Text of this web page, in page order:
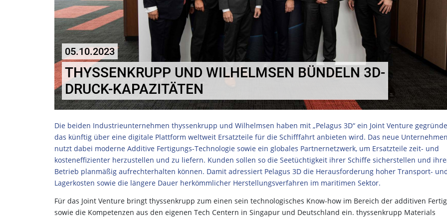
05.10.2023
THYSSENKRUPP UND WILHELMSEN BÜNDELN 3D-
DRUCK-KAPAZITÄTEN
Die beiden Industrieunternehmen thyssenkrupp und Wilhelmsen haben mit „Pelagus 3D“ ein Joint Venture
das künftig über eine digitale Plattform weltweit Ersatzteile für die Schifffahrt anbieten wird. Das neue Unternehmen
nutzt dabei moderne Additive Fertigungs-Technologie sowie ein globales Partnernetzwerk, um Ersatzteile zeit- und
kosteneffizienter herzustellen und zu liefern. Kunden sollen so die Seetüchtigkeit ihrer Schiffe sicherstellen und
Betrieb planmäßig aufrechterhalten können. Damit adressiert Pelagus 3D die Herausforderung hoher Transport-
Lagerkosten sowie die längere Dauer herkömmlicher Herstellungsverfahren im maritimen Sektor.
Für das Joint Venture bringt thyssenkrupp zum einen sein technologisches Know-how im Bereich der additiven
sowie die Kompetenzen aus den eigenen Tech Centern in Singapur und Deutschland ein. thyssenkrupp Materials